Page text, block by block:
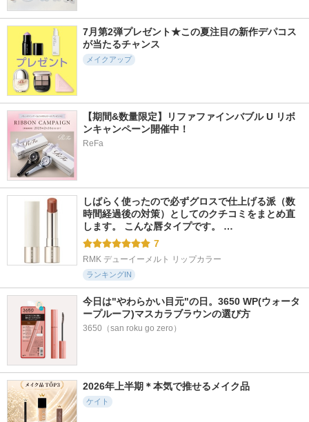
fwee(フィー)
5.7
7453件
ディオール アディ
クト リップ マキシ
マイザー
ディオール
フィルム眉カラー
デジャヴュ
パールグロウハイラ
イト
7月第2弾プレゼント★この夏注目の新作デパコス
が当たるチャンス
メイクアップ
【期間&数量限定】リファファインバブル U リボ
ンキャンペーン開催中！
ReFa
しばらく使ったので必ずグロスで仕上げる派（数
時間経過後の対策）としてのクチコミをまとめ直
します。 こんな唇タイプです。 …
7
RMK デューイーメルト リップカラー
ランキングIN
今日は"やわらかい目元"の日。3650 WP(ウォータ
ープルーフ)マスカラブラウンの選び方
3650（san roku go zero）
2026年上半期＊本気で推せるメイク品
ケイト